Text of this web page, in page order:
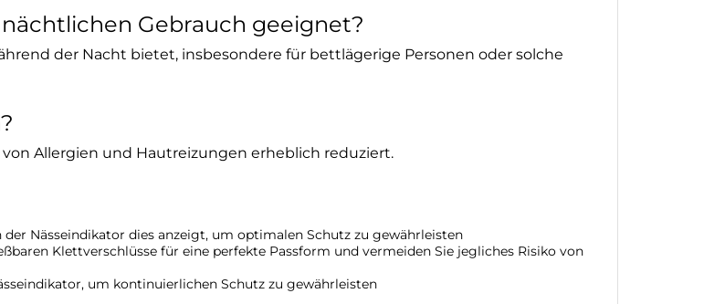
Gebrauch geeignet?
der Nacht bietet, insbesondere für bettlägerige Personen oder solche
von Allergien und Hautreizungen erheblich reduziert.
der Nässeindikator dies anzeigt, um optimalen Schutz zu gewährleisten
Klettverschlüsse für eine perfekte Passform und vermeiden Sie jegliches Risiko von
um kontinuierlichen Schutz zu gewährleisten